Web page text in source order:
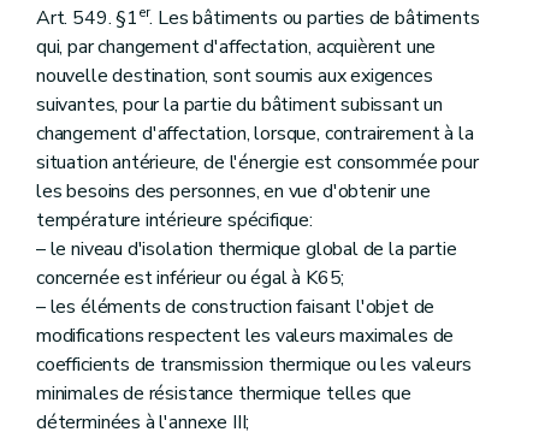
Art. 549. §1er. Les bâtiments ou parties de bâtiments
qui, par changement d'affectation, acquièrent une
nouvelle destination, sont soumis aux exigences
suivantes, pour la partie du bâtiment subissant un
changement d'affectation, lorsque, contrairement à la
situation antérieure, de l'énergie est consommée pour
les besoins des personnes, en vue d'obtenir une
température intérieure spécifique:
– le niveau d'isolation thermique global de la partie
concernée est inférieur ou égal à K65;
– les éléments de construction faisant l'objet de
modifications respectent les valeurs maximales de
coefficients de transmission thermique ou les valeurs
minimales de résistance thermique telles que
déterminées à l'annexe III;